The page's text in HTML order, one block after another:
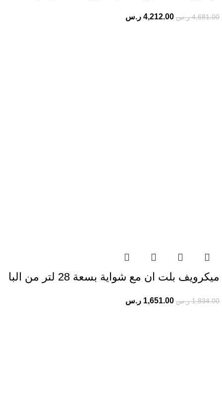
4,681.00 ر.س 4,212.00 ر.س
ميكرويف بلت ان مع شواية بسعة 28 لتر من البا
1,834.00 ر.س 1,651.00 ر.س